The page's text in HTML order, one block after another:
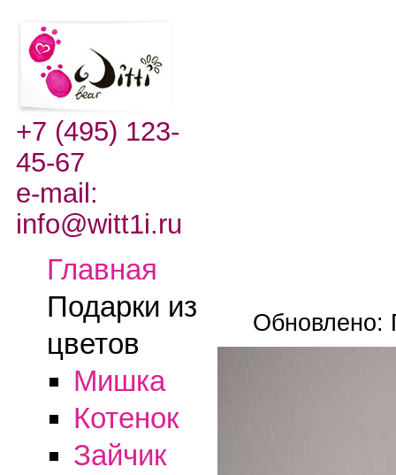
+7 (495) 123-
45-67
e-mail:
info@witt1i.ru
Главная
Подарки из
цветов
Мишка
Котенок
Зайчик
Обновлено: